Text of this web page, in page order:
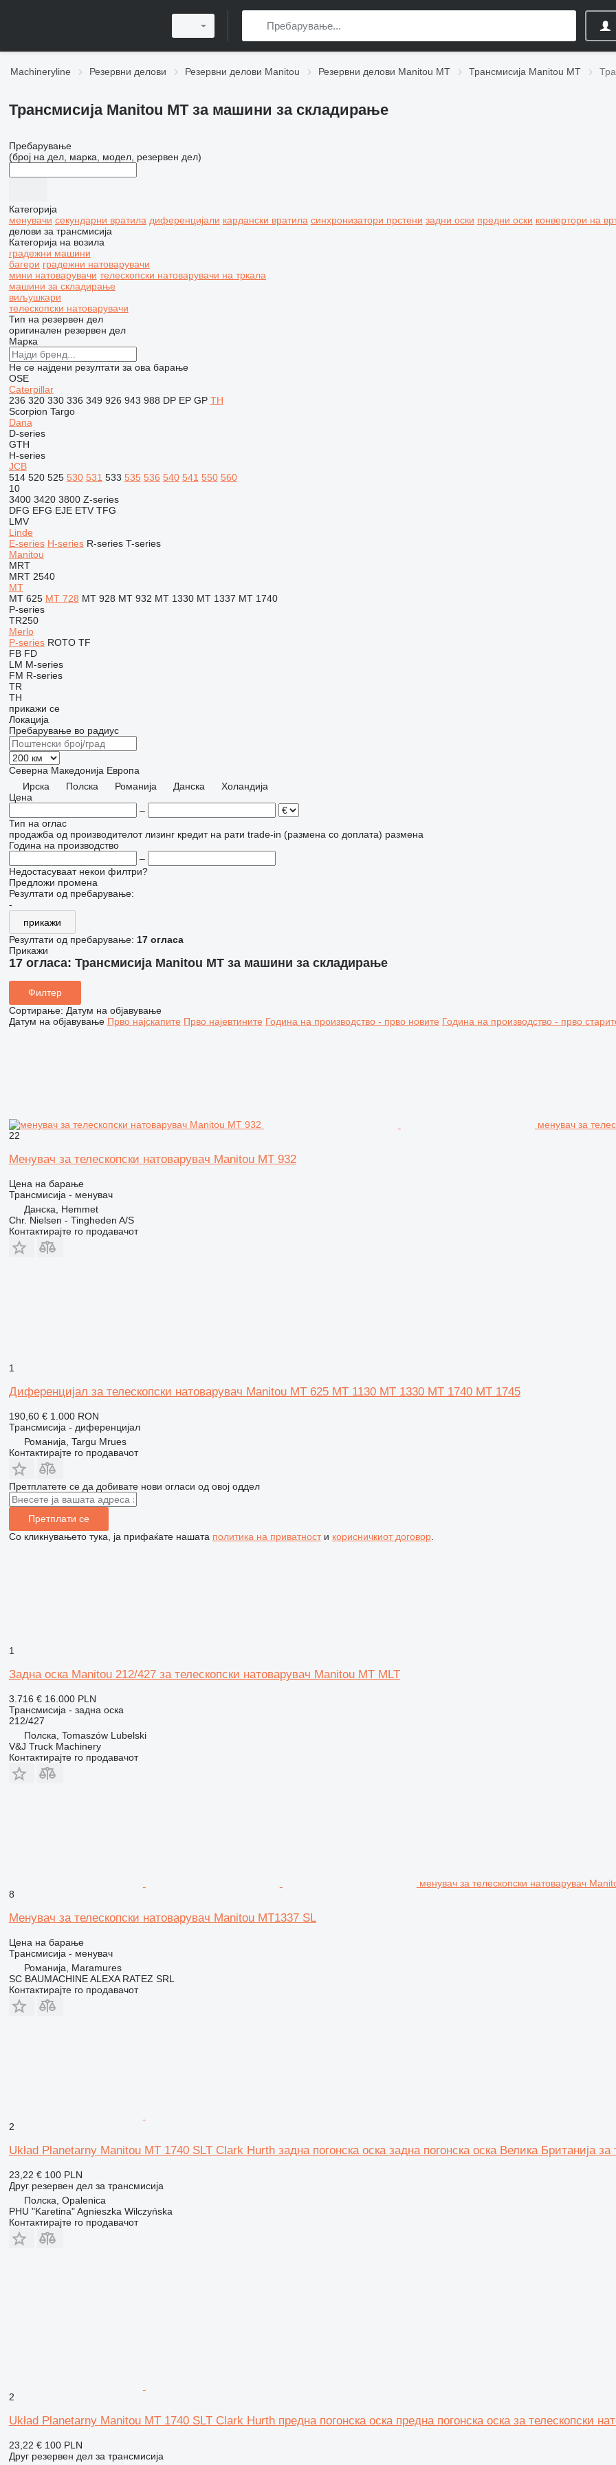
Machineryline Резервни делови Резервни делови Manitou Резервни делови Manitou MT Трансмисија Manitou MT
Трансмисија Manitou MT за машини за складирање
Пребарување
(број на дел, марка, модел, резервен дел)
Категорија
менувачи секундарни вратила диференцијали кардански вратила синхронизатори прстени задни оски предни оски конвертори на
делови за трансмисија
Категорија на возила
градежни машини
багери градежни натоварувачи
мини натоварувачи телескопски натоварувачи на тркала
машини за складирање
виљушкари
телескопски натоварувачи
Тип на резервен дел
оригинален резервен дел
Марка
Не се најдени резултати за ова барање
OSE
Caterpillar
236 320 330 336 349 926 943 988 DP EP GP TH
Scorpion Targo
Dana
D-series
GTH
H-series
JCB
514 520 525 530 531 533 535 536 540 541 550 560
10
3400 3420 3800 Z-series
DFG EFG EJE ETV TFG
LMV
Linde
E-series H-series R-series T-series
Manitou
MRT
MRT 2540
MT
MT 625 MT 728 MT 928 MT 932 MT 1330 MT 1337 MT 1740
P-series
TR250
Merlo
P-series ROTO TF
FB FD
LM M-series
FM R-series
TR
TH
прикажи се
Локација
Пребарување во радиус
Северна Македонија Европа
Ирска
Полска Романија Данска
Холандија
Цена
–
Тип на оглас
продажба од производителот лизинг кредит на рати trade-in (размена со доплата) размена
Година на производство
–
Недостасуваат некои филтри?
Предложи промена
Резултати од пребарување:
-
прикажи
Резултати од пребарување: 17 огласа
Прикажи
17 огласа: Трансмисија Manitou MT за машини за складирање
Филтер
Сортирање: Датум на објавување
Датум на објавување Прво најскапите Прво најевтините Година на производство - прво новите Година на производство - прво
менувач за
22
Менувач за телескопски натоварувач Manitou MT 932
Цена на барање
Трансмисија - менувач
Данска, Hemmet
Chr. Nielsen - Tingheden A/S
Контактирајте го продавачот
1
Диференцијал за телескопски натоварувач Manitou MT 625 MT 1130 MT 1330 MT 1740 MT 1745
190,60 € 1.000 RON
Трансмисија - диференцијал
Романија, Targu Mrues
Контактирајте го продавачот
Претплатете се да добивате нови огласи од овој оддел
Претплати се
Со кликнувањето тука, ја прифаќате нашата политика на приватности корисничкиот договор.
1
Задна оска Manitou 212/427 за телескопски натоварувач Manitou MT MLT
3.716 € 16.000 PLN
Трансмисија - задна оска
212/427
Полска, Tomaszów Lubelski
V&J Truck Machinery
Контактирајте го продавачот
менувач за телескопски натоварувач
8
Менувач за телескопски натоварувач Manitou MT1337 SL
Цена на барање
Трансмисија - менувач
Романија, Maramures
SC BAUMACHINE ALEXA RATEZ SRL
Контактирајте го продавачот
2
Układ Planetarny Manitou MT 1740 SLT Clark Hurth задна погонска оска задна погонска оска Велика Британија
23,22 € 100 PLN
Друг резервен дел за трансмисија
Полска, Opalenica
PHU "Karetina" Agnieszka Wilczyńska
Контактирајте го продавачот
2
Układ Planetarny Manitou MT 1740 SLT Clark Hurth предна погонска оска предна погонска оска за телескопски
23,22 € 100 PLN
Друг резервен дел за трансмисија